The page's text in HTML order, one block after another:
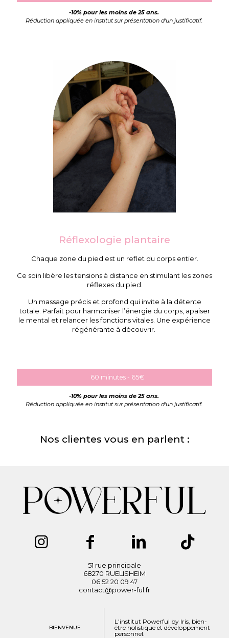
-10% pour les moins de 25 ans.
Réduction appliquée en institut sur présentation d'un justificatif.
Réflexologie plantaire
Chaque zone du pied est un reflet du corps entier.
Ce soin libère les tensions à distance en stimulant les zones
réflexes du pied.
Un massage précis et profond qui invite à la détente
totale. Parfait pour harmoniser l’énergie du corps, apaiser
le mental et relancer les fonctions vitales. Une expérience
régénérante à découvrir.
60 minutes - 65€
-10% pour les moins de 25 ans.
Réduction appliquée en institut sur présentation d'un justificatif.
Nos clientes vous en parlent :
51 rue principale
68270 RUELISHEIM
06 52 20 09 47
contact@power-ful.fr
BIENVENUE
L'institut Powerful by Iris, bien-
être holistique et développement
personnel.